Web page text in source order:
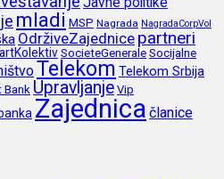
mladi MSP Nagrada NagradaCorpVol
OdrživeZajednice partneri
SocieteGeneraleSocijalne
Telekom Telekom Srbija
Bank Upravljanje Vip
Zajednica članice